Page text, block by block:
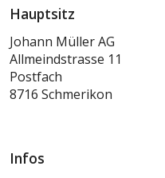
Hauptsitz
Johann Müller AG
Allmeindstrasse 11
Postfach
8716 Schmerikon
Infos